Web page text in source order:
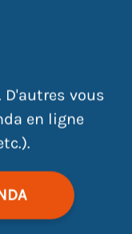
D'autres vous
en ligne
de